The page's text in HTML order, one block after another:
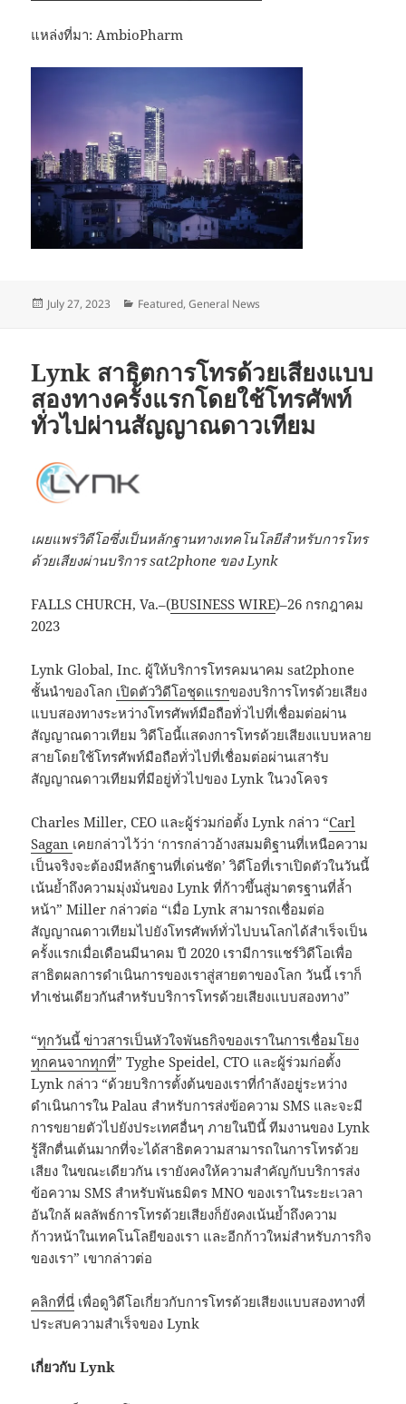
แหล่งที่มา: AmbioPharm
Posted
July 27, 2023 Categories
Featured,General News
Lynk สาธิตการโทรด้วยเสียงแบบ
สองทางครั้งแรกโดยใช้โทรศัพท์
ทั่วไปผ่านสัญญาณดาวเทียม
เผยแพร่วิดีโอซึ่งเป็นหลักฐานทางเทคโนโลยีสำหรับการโทร
ด้วยเสียงผ่านบริการsat2phone ของLynk
FALLS CHURCH, Va.–(BUSINESS WIRE)–26 กรกฎาคม
2023
Lynk Global, Inc. ผู้ให้บริการโทรคมนาคม sat2phone
ชั้นนำของโลก เปิดตัววิดีโอชุดแรกของบริการโทรด้วยเสียง
แบบสองทางระหว่างโทรศัพท์มือถือทั่วไปที่เชื่อมต่อผ่าน
สัญญาณดาวเทียม วิดีโอนี้แสดงการโทรด้วยเสียงแบบหลาย
สายโดยใช้โทรศัพท์มือถือทั่วไปที่เชื่อมต่อผ่านเสารับ
สัญญาณดาวเทียมที่มีอยู่ทั่วไปของ Lynk ในวงโคจร
Charles Miller, CEO และผู้ร่วมก่อตั้ง Lynk กล่าว “Carl
Sagan เคยกล่าวไว้ว่า ‘การกล่าวอ้างสมมติฐานที่เหนือความ
เป็นจริงจะต้องมีหลักฐานที่เด่นชัด’ วิดีโอที่เราเปิดตัวในวันนี้
เน้นย้ำถึงความมุ่งมั่นของ Lynk ที่ก้าวขึ้นสู่มาตรฐานที่ล้ำ
หน้า” Miller กล่าวต่อ “เมื่อ Lynk สามารถเชื่อมต่อ
สัญญาณดาวเทียมไปยังโทรศัพท์ทั่วไปบนโลกได้สำเร็จเป็น
ครั้งแรกเมื่อเดือนมีนาคม ปี 2020 เรามีการแชร์วิดีโอเพื่อ
สาธิตผลการดำเนินการของเราสู่สายตาของโลก วันนี้ เราก็
ทำเช่นเดียวกันสำหรับบริการโทรด้วยเสียงแบบสองทาง”
“ทุกวันนี้ ข่าวสารเป็นหัวใจพันธกิจของเราในการเชื่อมโยง
ทุกคนจากทุกที่” Tyghe Speidel, CTO และผู้ร่วมก่อตั้ง
Lynk กล่าว “ด้วยบริการตั้งต้นของเราที่กำลังอยู่ระหว่าง
ดำเนินการใน Palau สำหรับการส่งข้อความ SMS และจะมี
การขยายตัวไปยังประเทศอื่นๆ ภายในปีนี้ ทีมงานของ Lynk
รู้สึกตื่นเต้นมากที่จะได้สาธิตความสามารถในการโทรด้วย
เสียง ในขณะเดียวกัน เรายังคงให้ความสำคัญกับบริการส่ง
ข้อความ SMS สำหรับพันธมิตร MNO ของเราในระยะเวลา
อันใกล้ ผลลัพธ์การโทรด้วยเสียงก็ยังคงเน้นย้ำถึงความ
ก้าวหน้าในเทคโนโลยีของเรา และอีกก้าวใหม่สำหรับภารกิจ
ของเรา” เขากล่าวต่อ
คลิกที่นี่ เพื่อดูวิดีโอเกี่ยวกับการโทรด้วยเสียงแบบสองทางที่
ประสบความสำเร็จของ Lynk
เกี่ยวกับ Lynk